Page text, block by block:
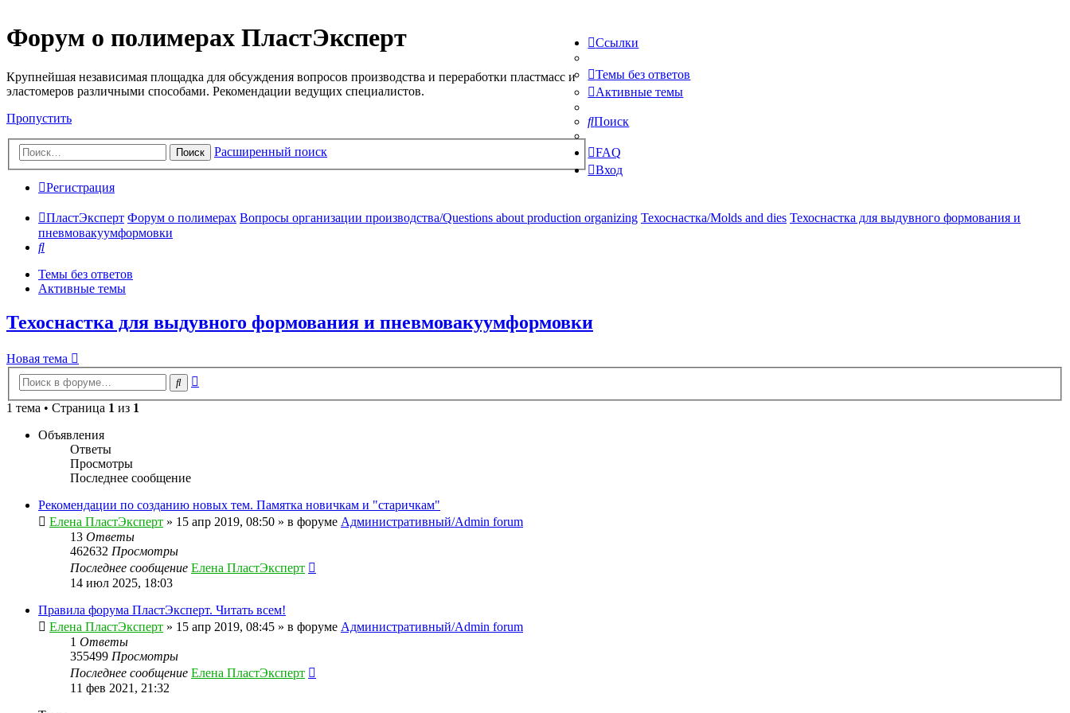
Форум о полимерах ПластЭксперт
Крупнейшая независимая площадка для обсуждения вопросов производства и переработки пластмасс и
эластомеров различными способами. Рекомендации ведущих специалистов.
Пропустить
Поиск Расширенный поиск
Ссылки
Темы без ответов
Активные темы
Поиск
FAQ
Вход
Регистрация
ПластЭксперт Форум о полимерах Вопросы организации производства/Questions about production organizing Техоснастка/Molds and dies Техоснастка для выдувного формования и
пневмовакуумформовки
Поиск
Темы без ответов
Активные темы
Техоснастка для выдувного формования и пневмовакуумформовки
Новая тема
Поиск
1 тема • Страница 1 из 1
Объявления
Ответы
Просмотры
Последнее сообщение
Рекомендации по созданию новых тем. Памятка новичкам и "старичкам"
Елена ПластЭксперт » 15 апр 2019, 08:50 » в форуме Административный/Admin forum
13 Ответы
462632 Просмотры
Последнее сообщение Елена ПластЭксперт
14 июл 2025, 18:03
Правила форума ПластЭксперт. Читать всем!
Елена ПластЭксперт » 15 апр 2019, 08:45 » в форуме Административный/Admin forum
1 Ответы
355499 Просмотры
Последнее сообщение Елена ПластЭксперт
11 фев 2021, 21:32